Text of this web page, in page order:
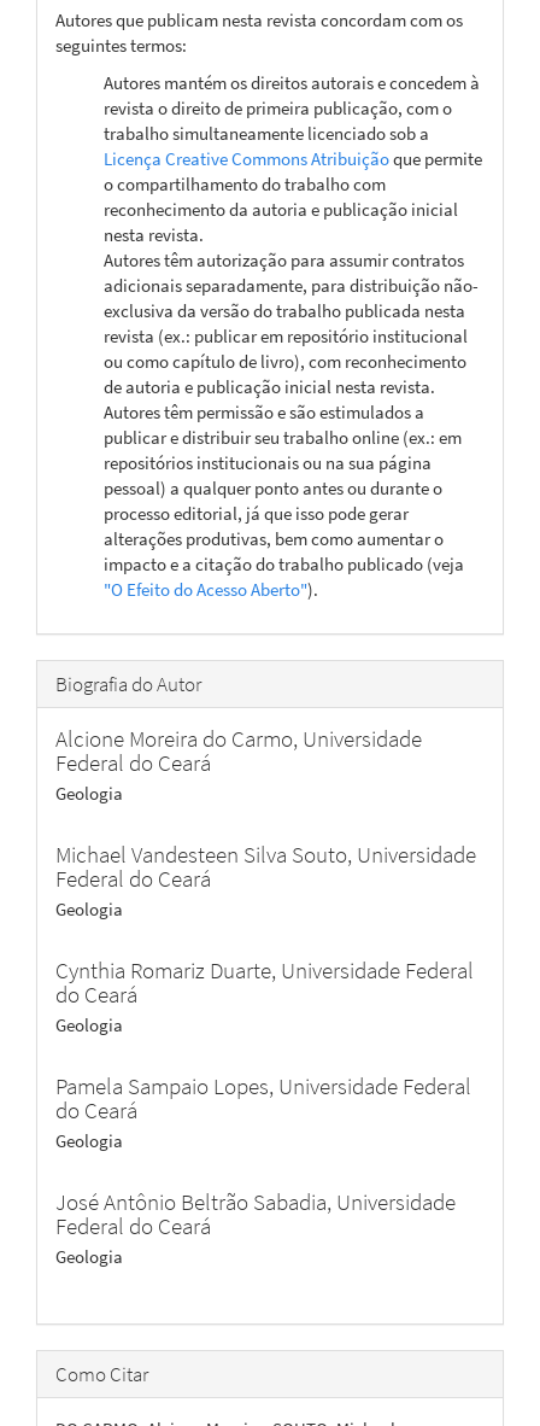
Autores que publicam nesta revista concordam com os
seguintes termos:
Autores mantém os direitos autorais e concedem à
revista o direito de primeira publicação, com o
trabalho simultaneamente licenciado sob a
Licença Creative Commons Atribuiçãoque permite
o compartilhamento do trabalho com
reconhecimento da autoria e publicação inicial
nesta revista.
Autores têm autorização para assumir contratos
adicionais separadamente, para distribuição não-
exclusiva da versão do trabalho publicada nesta
revista (ex.: publicar em repositório institucional
ou como capítulo de livro), com reconhecimento
de autoria e publicação inicial nesta revista.
Autores têm permissão e são estimulados a
publicar e distribuir seu trabalho online (ex.: em
repositórios institucionais ou na sua página
pessoal) a qualquer ponto antes ou durante o
processo editorial, já que isso pode gerar
alterações produtivas, bem como aumentar o
impacto e a citação do trabalho publicado (veja
"O Efeito do Acesso Aberto").
Biografia do Autor
Alcione Moreira do Carmo, Universidade
Federal do Ceará
Geologia
Michael Vandesteen Silva Souto, Universidade
Federal do Ceará
Geologia
Cynthia Romariz Duarte, Universidade Federal
do Ceará
Geologia
Pamela Sampaio Lopes, Universidade Federal
do Ceará
Geologia
José Antônio Beltrão Sabadia, Universidade
Federal do Ceará
Geologia
Como Citar